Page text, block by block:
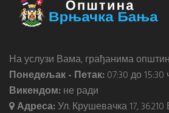
На услузи Вама, грађанима
Понедељак - Петак:07:30 до 15:30
Викендом:не ради
Адреса:Ул. Крушевачка 17,